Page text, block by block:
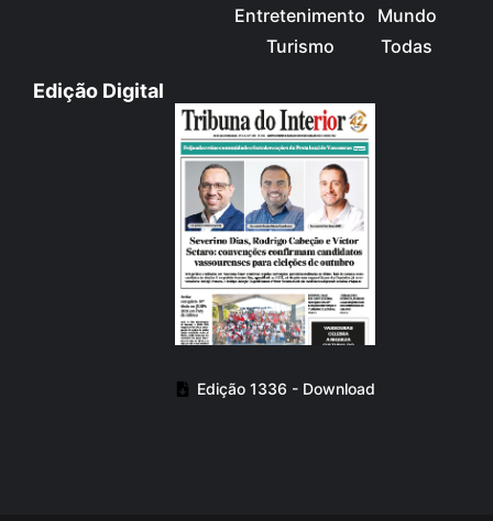
Entretenimento
Turismo
Mundo
Todas
Edição Digital
Edição 1336 - Download